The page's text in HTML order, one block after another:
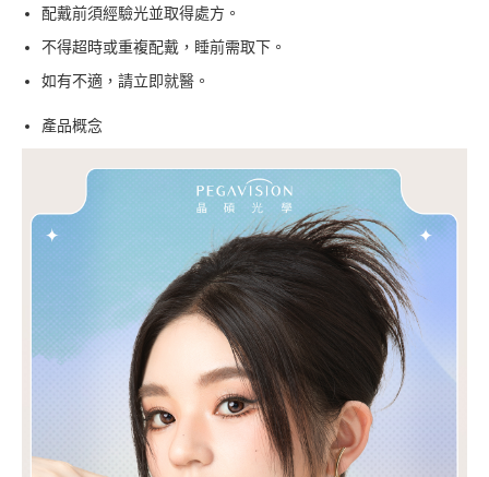
配戴前須經驗光並取得處方。
不得超時或重複配戴，睡前需取下。
如有不適，請立即就醫。
產品概念